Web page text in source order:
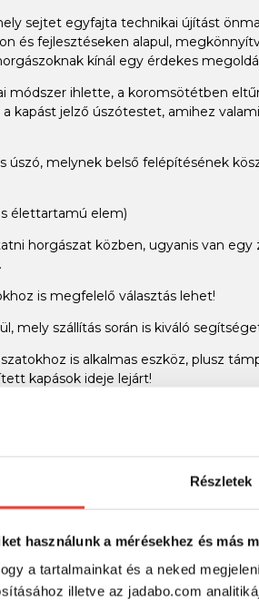
Részletek
használunk a mérésekhez és más
a tartalmainkat és a neked
illetve az jadabo.com
sejtet egyfajta technikai újítást
és fejlesztéseken alapul,
kínál egy érdekes
ihlette, a koromsötétben
kapást jelző úszótestet, amihez
úszó, melynek belső felépítésének
élettartamú elem)
horgászat közben, ugyanis van
is megfelelő választás lehet!
mely szállítás során is kiváló
is alkalmas eszköz, plusz
kapások ideje lejárt!
RÉSZLETES